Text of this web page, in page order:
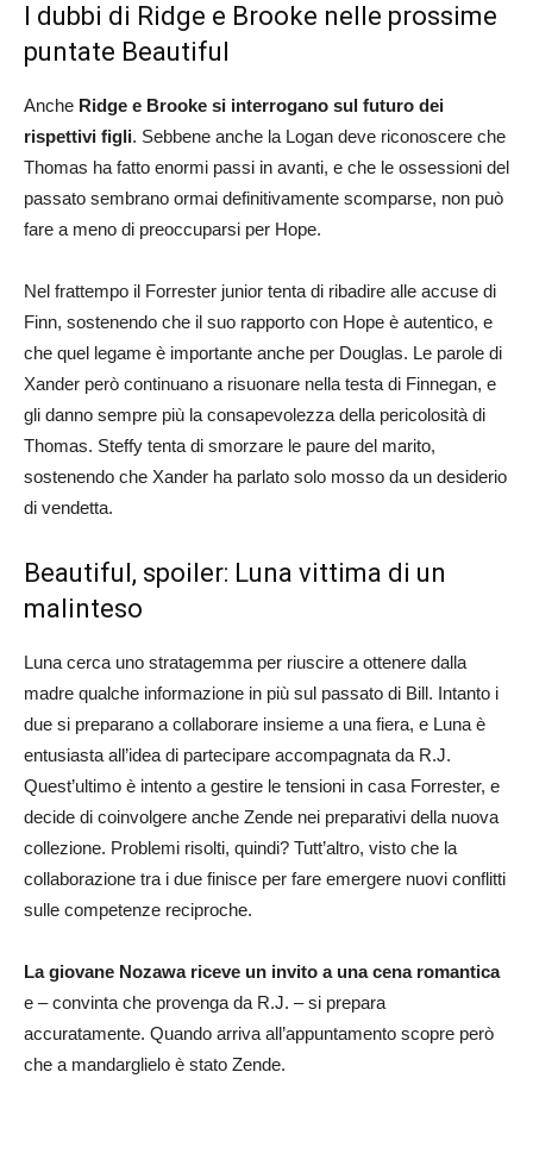
I dubbi di Ridge e Brooke nelle prossime
puntate Beautiful
Anche Ridge e Brooke si interrogano sul futuro dei
rispettivi figli. Sebbene anche la Logan deve riconoscere che
Thomas ha fatto enormi passi in avanti, e che le ossessioni del
passato sembrano ormai definitivamente scomparse, non può
fare a meno di preoccuparsi per Hope.
Nel frattempo il Forrester junior tenta di ribadire alle accuse di
Finn, sostenendo che il suo rapporto con Hope è autentico, e
che quel legame è importante anche per Douglas. Le parole di
Xander però continuano a risuonare nella testa di Finnegan, e
gli danno sempre più la consapevolezza della pericolosità di
Thomas. Steffy tenta di smorzare le paure del marito,
sostenendo che Xander ha parlato solo mosso da un desiderio
di vendetta.
Beautiful, spoiler: Luna vittima di un
malinteso
Luna cerca uno stratagemma per riuscire a ottenere dalla
madre qualche informazione in più sul passato di Bill. Intanto i
due si preparano a collaborare insieme a una fiera, e Luna è
entusiasta all’idea di partecipare accompagnata da R.J.
Quest’ultimo è intento a gestire le tensioni in casa Forrester, e
decide di coinvolgere anche Zende nei preparativi della nuova
collezione. Problemi risolti, quindi? Tutt’altro, visto che la
collaborazione tra i due finisce per fare emergere nuovi conflitti
sulle competenze reciproche.
La giovane Nozawa riceve un invito a una cena romantica
e – convinta che provenga da R.J. – si prepara
accuratamente. Quando arriva all’appuntamento scopre però
che a mandarglielo è stato Zende.